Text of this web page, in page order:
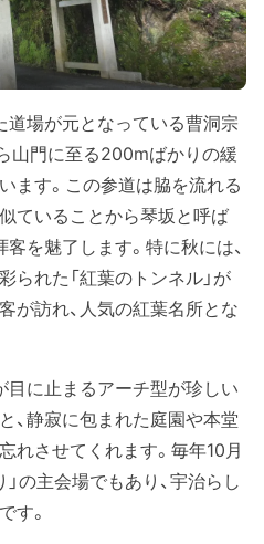
道場が元となっている曹洞宗
山門に至る200mばかりの緩
ます。この参道は脇を流れる
ていることから琴坂と呼ば
を魅了します。特に秋には、
れた「紅葉のトンネル」が
が訪れ、人気の紅葉名所とな
目に止まるアーチ型が珍しい
、静寂に包まれた庭園や本堂
れさせてくれます。毎年10月
の主会場でもあり、宇治らし
す。